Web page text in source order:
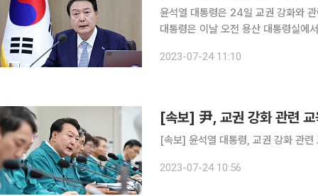
윤석열 대통령은 24일 교권 강화와 관
대통령은 이날 오전 용산 대통령실에
로 채택해 추진한 초중등교육법 및 시
2023-07-24 11:10
[속보] 尹, 교권 강화 관련 교
[속보] 윤석열 대통령, 교권 강화 관련
2023-07-24 10:56